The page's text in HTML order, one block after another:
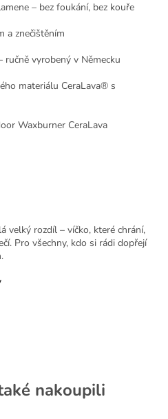
– bez foukání, bez kouře
a znečištěním
ručně vyrobený v Německu
materiálu CeraLava® s
Waxburner CeraLava
velký rozdíl – víčko, které chrání,
Pro všechny, kdo si rádi dopřejí
nakoupili